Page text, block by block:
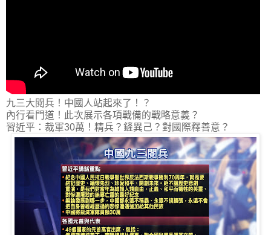
九三大閱兵！中國人站起來了！？
內行看門道！此次展示各項戰備的戰略意義？
習近平：裁軍30萬！精兵？鏟異己？對國際釋善意？